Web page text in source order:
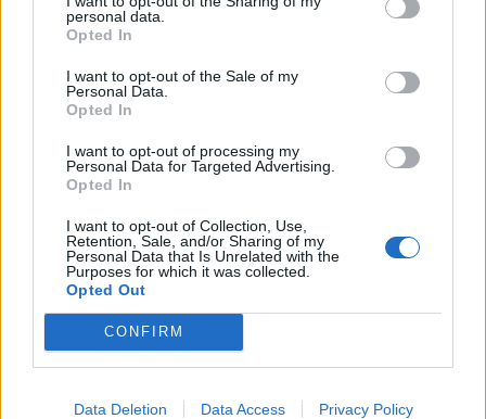
personal data.
Opted In
I want to opt-out of the Sale of my
Personal Data.
Opted In
I want to opt-out of processing my
Personal Data for Targeted Advertising.
Opted In
I want to opt-out of Collection, Use,
Retention, Sale, and/or Sharing of my
Personal Data that Is Unrelated with the
Purposes for which it was collected.
Opted Out
CONFIRM
Data Deletion Data Access Privacy Policy
PARTITO DEMOCRATICO
Italia Nord Ovest
CECILIA STRADA
BRANDO BENIFEI
IRENE TINAGLI
ALESSANDRO ZAN
ANTONELLA PARIGI
GIORGIO GORI
ELEONORA EVI
PIERFRANCESCO MARAN
PATRIZIA TOIA
DAVIDE MATTIELLO
ELENA ACCOSSATO
EMANUELE FIANO
MONICA ROMANO